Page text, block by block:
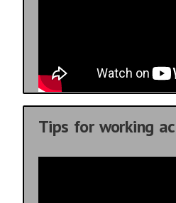
Tips for working